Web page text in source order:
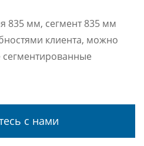
835 мм, сегмент 835 мм
клиента, можно
сегментированные
с нами